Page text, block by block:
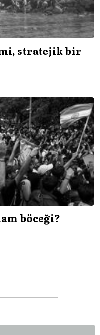
stratejik bir
böceği?